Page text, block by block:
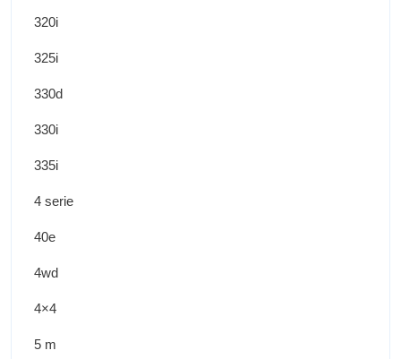
320i
325i
330d
330i
335i
4 serie
40e
4wd
4×4
5 m